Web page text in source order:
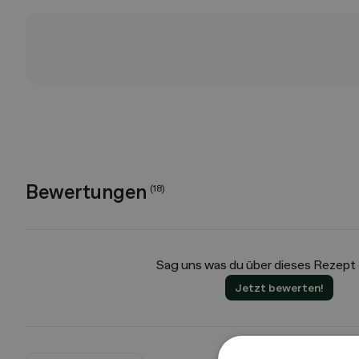
Bewertungen (18)
Sag uns was du über dieses
Jetzt bewerten!